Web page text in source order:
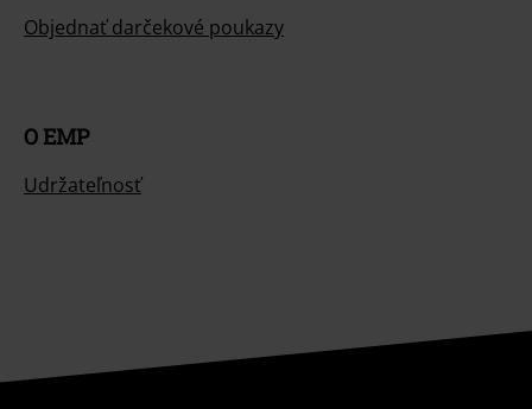
Objednať darčekové poukazy
O EMP
Udržateľnosť